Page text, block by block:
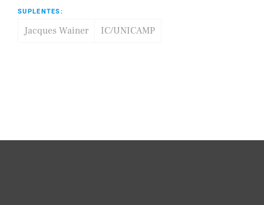
SUPLENTES:
Jacques Wainer IC/UNICAMP